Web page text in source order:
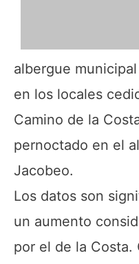
albergue
en los locales
Camino de la
pernoctado en el
Jacobeo.
Los datos son
un aumento
por el de la Costa.